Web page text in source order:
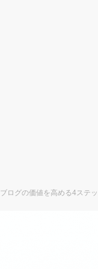
ブログの価値を高める4ステ